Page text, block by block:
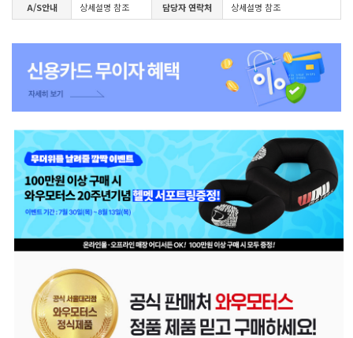
A/S안내 상세설명 참조 담당자 연락처 상세설명 참조